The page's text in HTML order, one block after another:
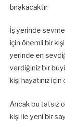
bırakacaktır.
İş yerinde
için önemli bir
yerinde en
verdiğiniz bir
kişi hayatınız
Ancak bu tatsız
kişi ile yeni bir